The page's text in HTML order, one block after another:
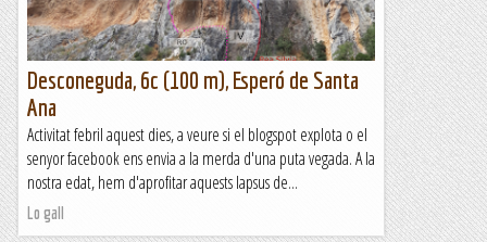
Desconeguda, 6c (100 m), Esperó de Santa
Ana
Activitat febril aquest dies, a veure si el blogspot explota o el
senyor facebook ens envia a la merda d'una puta vegada. A la
nostra edat, hem d'aprofitar aquests lapsus de...
Lo gall